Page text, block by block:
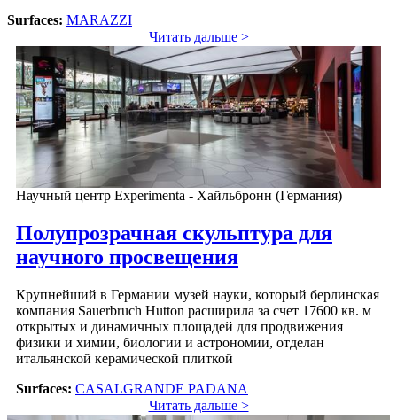
Surfaces: MARAZZI
Читать дальше >
Научный центр Experimenta - Хайльбронн (Германия)
Полупрозрачная скульптура для
научного просвещения
Крупнейший в Германии музей науки, который берлинская
компания Sauerbruch Hutton расширила за счет 17600 кв. м
открытых и динамичных площадей для продвижения
физики и химии, биологии и астрономии, отделан
итальянской керамической плиткой
Surfaces: CASALGRANDE PADANA
Читать дальше >